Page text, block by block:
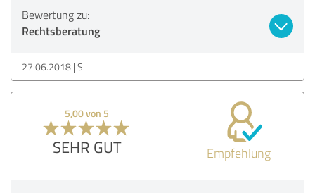
Bewertung zu:
Rechtsberatung
27.06.2018 S.
5,00 von 5
SEHR GUT Empfehlung